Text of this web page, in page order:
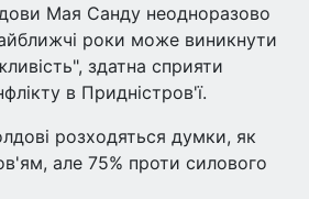
Мая Санду неодноразово
роки може виникнути
здатна сприяти
в Придністров'ї.
розходяться думки, як
але 75% проти силового